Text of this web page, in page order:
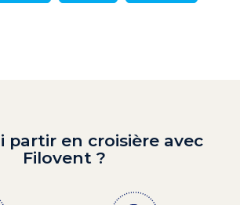
partir en croisière avec
Filovent ?